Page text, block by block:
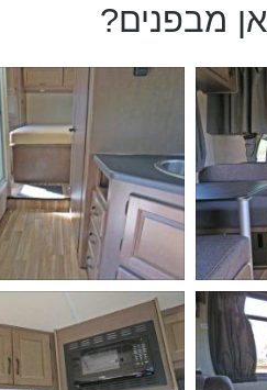
מבפנים?